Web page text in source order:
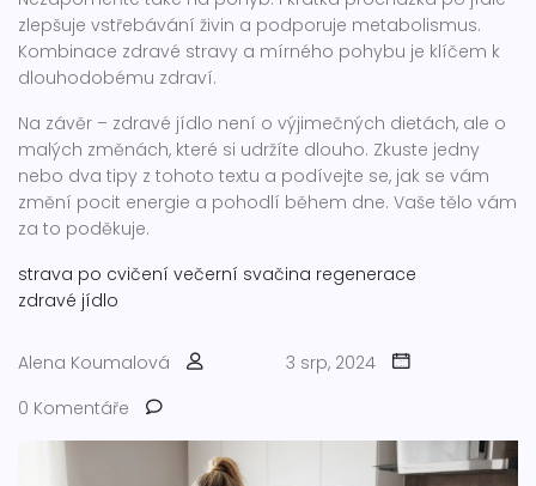
zlepšuje vstřebávání živin a podporuje metabolismus.
Kombinace zdravé stravy a mírného pohybu je klíčem k
dlouhodobému zdraví.
Na závěr – zdravé jídlo není o výjimečných dietách, ale o
malých změnách, které si udržíte dlouho. Zkuste jedny
nebo dva tipy z tohoto textu a podívejte se, jak se vám
změní pocit energie a pohodlí během dne. Vaše tělo vám
za to poděkuje.
strava po cvičení večerní svačina regenerace
zdravé jídlo
Alena Koumalová
3 srp, 2024
0 Komentáře